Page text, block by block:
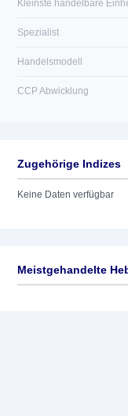
Kleinste handelbare
Spezialist
Handelsmodell
CCP Abwicklung
Zugehörige Indizes
Keine Daten verfügbar
Meistgehandelte